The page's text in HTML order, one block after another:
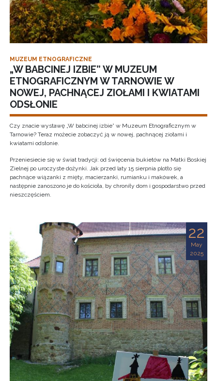
MUZEUM ETNOGRAFICZNE
„W BABCINEJ IZBIE” W MUZEUM
ETNOGRAFICZNYM W TARNOWIE W
NOWEJ, PACHNĄCEJ ZIOŁAMI I KWIATAMI
ODSŁONIE
Czy znacie wystawę „W babcinej izbie” w Muzeum Etnograficznym w
Tarnowie? Teraz możecie zobaczyć ją w nowej, pachnącej ziołami i
kwiatami odsłonie.
Przeniesiecie się w świat tradycji: od święcenia bukietów na Matki Boskiej
Zielnej po uroczyste dożynki. Jak przed laty 15 sierpnia plotło się
pachnące wiązanki z mięty, macierzanki, rumianku i makówek, a
następnie zanoszono je do kościoła, by chroniły dom i gospodarstwo przed
nieszczęściem.
22
May
2025